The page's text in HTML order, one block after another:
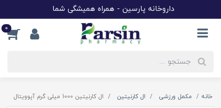
داروخانه پارسین - همراه همیشگی شما
0
خانه مکمل ورزشی ال کارنیتین ال کارنیتین 1000 میلی گرم آپوویتال